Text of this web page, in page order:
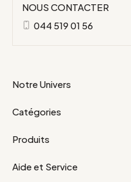
NOUS CONTACTER
044 519 01 56
Notre Univers
Catégories
Produits
Aide et Service